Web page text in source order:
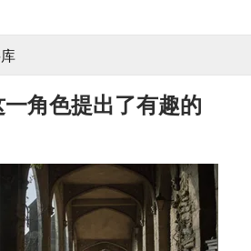
一角色提出了有趣的